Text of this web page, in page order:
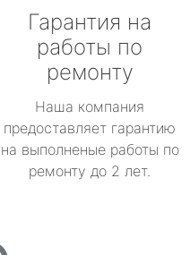
Гарантия на
работы по
ремонту
Наша компания
предоставляет гарантию
на выполненые работы по
ремонту до 2 лет.